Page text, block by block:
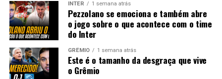
INTER 1 semana atrás
Pezzolano se emociona e também abre
o jogo sobre o que acontece com o time
do Inter
GRÊMIO 1 semana atrás
Este é o tamanho da desgraça que vive
o Grêmio